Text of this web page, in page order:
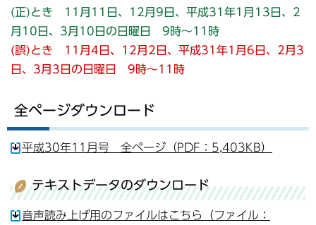
(正)とき 11月11日、12月9日、平成31年1月13日、2
月10日、3月10日の日曜日 9時～11時
(誤)とき 11月4日、12月2日、平成31年1月6日、2月3
日、3月3日の日曜日 9時～11時
全ページダウンロード
平成30年11月号 全ページ（PDF：5,403KB）
テキストデータのダウンロード
音声読み上げ用のファイルはこちら（ファイル：